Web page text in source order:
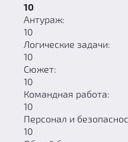
10
Антураж:
10
Логические задачи:
10
Сюжет:
10
Командная работа:
10
Персонал и
10